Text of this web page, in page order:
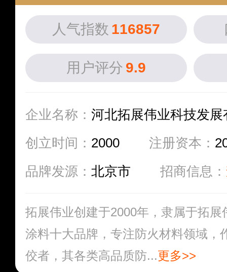
人气指数 116857
用户评分 9.9
企业名称： 河北拓展伟业科技发展
创立时间： 2000 注册资本：
品牌发源： 北京市 招商信息：
拓展伟业创建于2000年，隶属于拓
涂料十大品牌，专注防火材料领域，
佼者，其各类高品质防...更多>>